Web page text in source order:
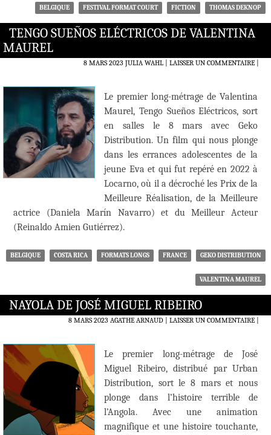
BELGIQUE FESTIVAL FORMAT COURT FICTION THOMAS DEKNOP
TENGO SUEÑOS ELÉCTRICOS DE VALENTINA
MAUREL
8 MARS 2023 JULIA WAHL LAISSER UN COMMENTAIRE|
Le premier long-métrage de Valentina
Maurel, Tengo Sueños Eléctricos, sort
en salles le 8 mars avec Geko
Distribution. Un film qui nous plonge
dans les errances adolescentes de la
jeune Eva et qui fut repéré en 2022 à
Locarno, où il a décroché les Prix de la
Meilleure Réalisation, de la Meilleure
actrice (Daniela Marín Navarro) et du Meilleur Acteur
(Reinaldo Amien Gutiérrez).
BELGIQUE COSTA RICA FORMATS LONGS FRANCE GEKO DISTRIBUTION
VALENTINA MAUREL
NAYOLA DE JOSÉ MIGUEL RIBEIRO
8 MARS 2023 AGATHE ARNAUD LAISSER UN COMMENTAIRE|
Le premier long-métrage de José
Miguel Ribeiro, distribué par Urban
Distribution, sort le 8 mars et nous
plonge dans l’histoire terrible de
l’Angola. Avec une animation
magnifique et une histoire touchante,